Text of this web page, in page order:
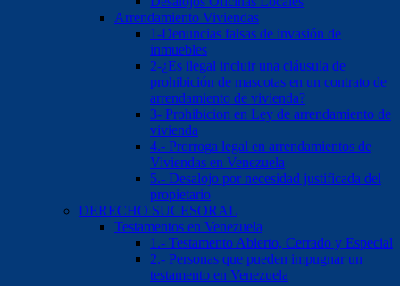
Arrendamiento Viviendas
1-Denuncias falsas de invasión de
inmuebles
2-¿Es ilegal incluir una cláusula de
prohibición de mascotas en un contrato de
arrendamiento de vivienda?
3- Prohibicion en Ley de arrendamiento de
vivienda
4.- Prorroga legal en arrendamientos de
Viviendas en Venezuela
5.- Desalojo por necesidad justificada del
propietario
DERECHO SUCESORAL
Testamentos en Venezuela
1.- Testamento Abierto, Cerrado y Especial
2.- Personas que pueden impugnar un
testamento en Venezuela